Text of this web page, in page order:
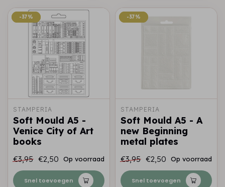
-37%
-37%
STAMPERIA
Soft Mould A5 -
Venice City of Art
books
€3,95 €2,50 Op voorraad
Snel toevoegen
-37%
-37%
STAMPERIA
Soft Mould A5 - A
new Beginning
metal plates
€3,95 €2,50 Op voorraad
Snel toevoegen